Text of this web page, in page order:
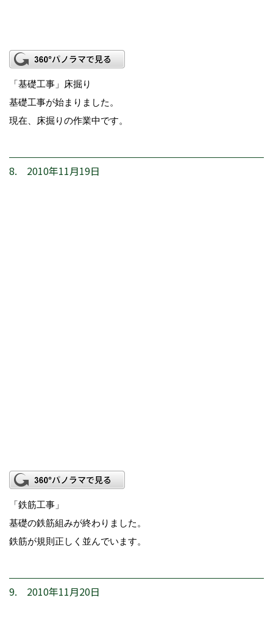
「基礎工事」床掘り
基礎工事が始まりました。
現在、床掘りの作業中です。
8. 2010年11月19日
「鉄筋工事」
基礎の鉄筋組みが終わりました。
鉄筋が規則正しく並んでいます。
9. 2010年11月20日